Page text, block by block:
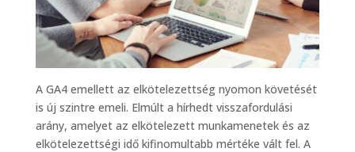
A GA4 emellett az elkötelezettség nyomon követését
is új szintre emeli. Elmúlt a hírhedt visszafordulási
arány, amelyet az elkötelezett munkamenetek és az
elkötelezettségi idő kifinomultabb mértéke vált fel. A